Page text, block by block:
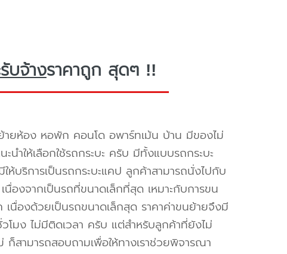
บจ้างราคาถูก สุดๆ !!
ยห้อง หอพัก คอนโด อพาร์ทเม้น บ้าน มีของไม่
ะนำให้เลือกใช้รถกระบะ ครับ มีทั้งแบบรถกระบะ
บริการเป็นรถกระบะแคป ลูกค้าสามารถนั่งไปกับ
นื่องจากเป็นรถที่ขนาดเล็กที่สุด เหมาะกับการขน
องด้วยเป็นรถขนาดเล็กสุด ราคาค่าขนย้ายจึงมี
มง ไม่มีติดเวลา ครับ แต่สำหรับลูกค้าที่ยังไม่
ก็สามารถสอบถามเพื่อให้ทางเราช่วยพิจารณา